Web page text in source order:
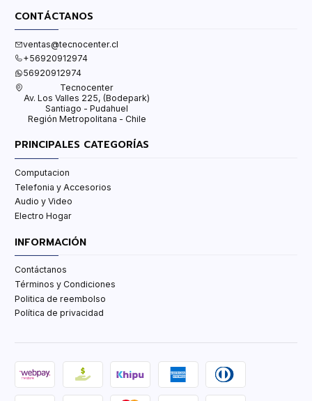
CONTÁCTANOS
ventas@tecnocenter.cl
+56920912974
56920912974
Tecnocenter
Av. Los Valles 225, (Bodepark)
Santiago - Pudahuel
Región Metropolitana - Chile
PRINCIPALES CATEGORÍAS
Computacion
Telefonia y Accesorios
Audio y Video
Electro Hogar
INFORMACIÓN
Contáctanos
Términos y Condiciones
Politica de reembolso
Política de privacidad